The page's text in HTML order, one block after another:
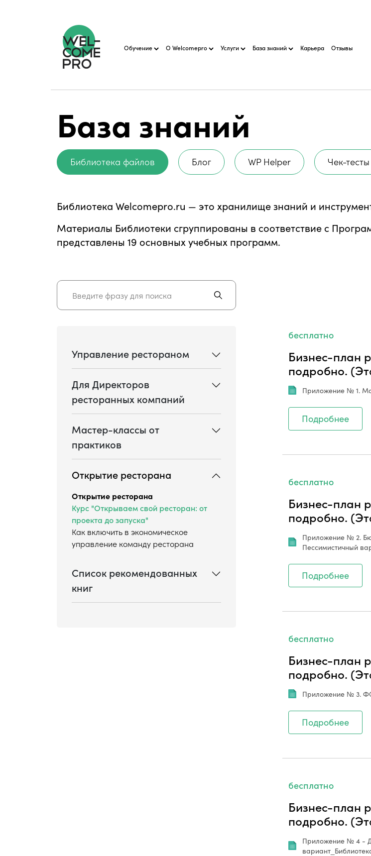
Обучение О Welcomepro Услуги База знаний Карьера Отзывы
База знаний
Библиотека файлов Блог WP Helper Чек-тесты
Библиотека Welcomepro.ru — это хранилище знаний и
Материалы Библиотеки сгруппированы в соответствие с
представлены 19 основных учебных программ.
Управление рестораном
Для Директоров
ресторанных компаний
Мастер-классы от
практиков
Открытие ресторана
Открытие ресторана
Курс "Открываем свой ресторан: от
проекта до запуска"
Как включить в экономическое
управление команду ресторана
Список рекомендованных
книг
Бизнес-план
подробно.
Приложение № 1.
Подробнее
бесплатно
Бизнес-план
подробно.
Приложение № 2.
Пессимистичный
Подробнее
бесплатно
Бизнес-план
подробно.
Приложение № 3.
Подробнее
бесплатно
Бизнес-план
подробно.
Приложение № 4 -
бесплатно